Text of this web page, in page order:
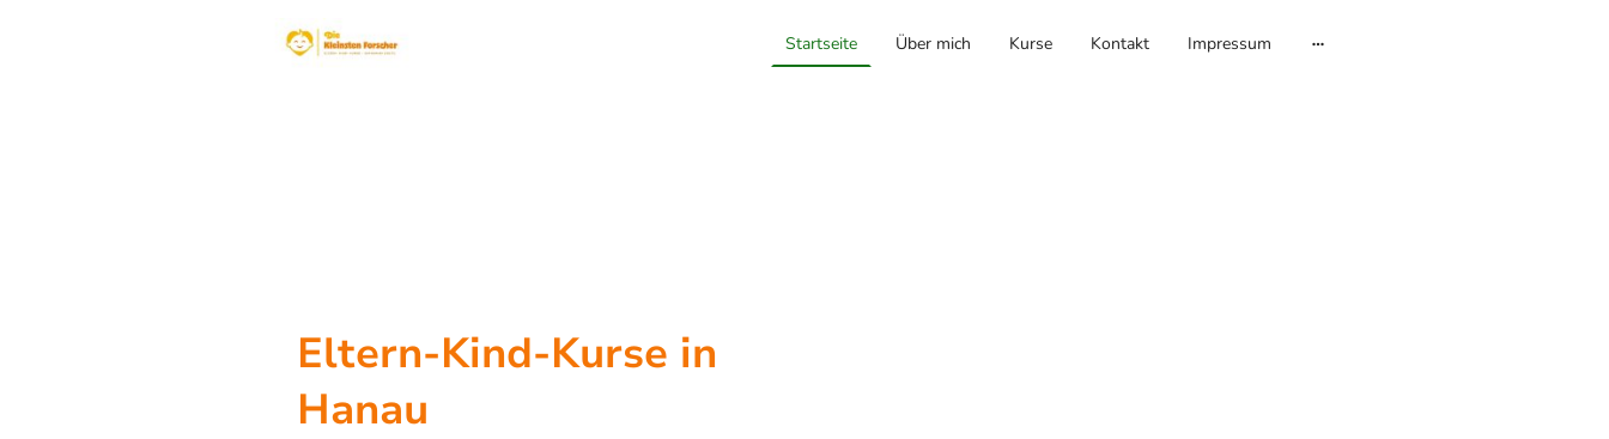
Startseite Über mich Kurse Kontakt Impressum
Eltern-Kind-Kurse in
Hanau